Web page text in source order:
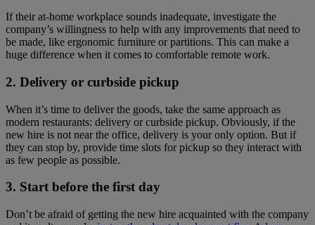
If their at-home workplace sounds inadequate, investigate the
company’s willingness to help with any improvements that need to
be made, like ergonomic furniture or partitions. This can make a
huge difference when it comes to comfortable remote work.
2. Delivery or curbside pickup
When it’s time to deliver the goods, take the same approach as
modern restaurants: delivery or curbside pickup. Obviously, if the
new hire is not near the office, delivery is your only option. But if
they can stop by, provide time slots for pickup so they interact with
as few people as possible.
3. Start before the first day
Don’t be afraid of getting the new hire acquainted with the company